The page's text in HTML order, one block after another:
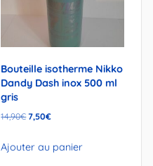
Bouteille isotherme Nikko
Dandy Dash inox 500 ml
gris
14,90€Le
initial
7,50€Le
actuel
Ajouter au panier